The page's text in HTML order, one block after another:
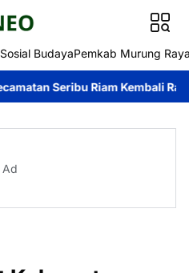
Sosial BudayaPemkab Murung
Riam Kembali Raih Juara
Ad